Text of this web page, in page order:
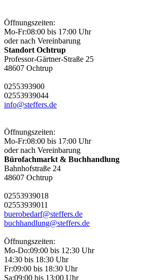
Öffnungszeiten:
Mo-Fr:08:00 bis 17:00 Uhr
oder nach Vereinbarung
Standort Ochtrup
Professor-Gärtner-Straße 25
48607 Ochtrup
0255393900
02553939044
info@steffers.de
Öffnungszeiten:
Mo-Fr:08:00 bis 17:00 Uhr
oder nach Vereinbarung
Bürofachmarkt & Buchhandlung
Bahnhofstraße 24
48607 Ochtrup
02553939018
02553939011
buerobedarf@steffers.de
buchhandlung@steffers.de
Öffnungszeiten:
Mo-Do:09:00 bis 12:30 Uhr
14:30 bis 18:30 Uhr
Fr:09:00 bis 18:30 Uhr
Sa:09:00 bis 13:00 Uhr